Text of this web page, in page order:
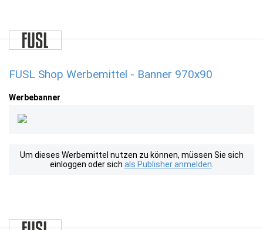
FUSL Shop Werbemittel - Banner 970x90
Werbebanner
Um dieses Werbemittel nutzen zu können, müssen Sie sich
einloggen oder sich als Publisher anmelden